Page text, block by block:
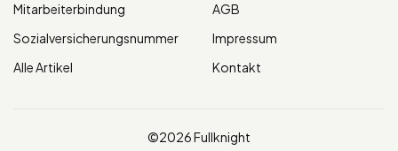
Mitarbeiterbindung
Sozialversicherungsnummer
Alle Artikel
AGB
Impressum
Kontakt
©2026 Fullknight